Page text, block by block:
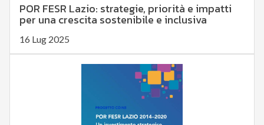
POR FESR Lazio: strategie, priorità e impatti
per una crescita sostenibile e inclusiva
16 Lug 2025